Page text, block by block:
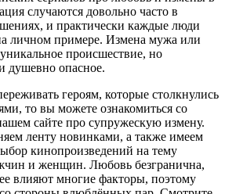
случаются довольно часто в
и практически каждые люди
личном примере. Измена мужа или
происшествие, но
душевно опасное.
героям, которые столкнулись
то вы можете ознакомиться со
сайте про супружескую измену.
ленту новинками, а также имеем
кинопроизведений на тему
и женщин. Любовь безгранична,
влияют многие факторы, поэтому